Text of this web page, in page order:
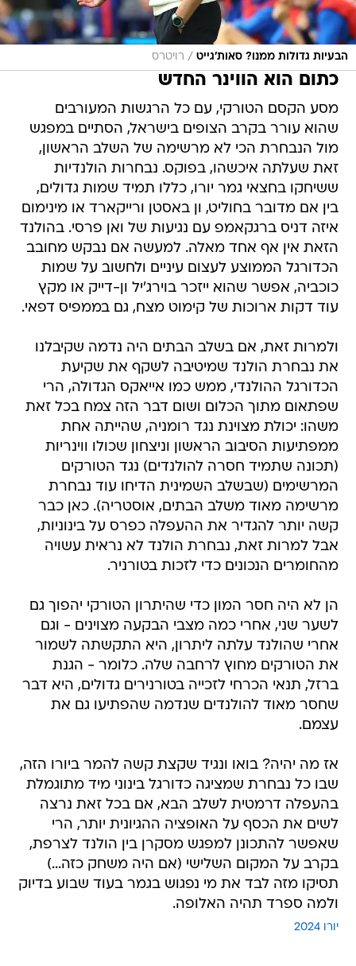
הבעיות גדולות ממנו? סאות'גייט / רויטרס
כתום הוא הווינר החדש
מסע הקסם הטורקי, עם כל הרגשות המעורבים
שהוא עורר בקרב הצופים בישראל, הסתיים במפגש
מול הנבחרת הכי לא מרשימה של השלב הראשון,
זאת שעלתה איכשהו, בפוקס. נבחרות הולנדיות
ששיחקו בחצאי גמר יורו, כללו תמיד שמות גדולים,
בין אם מדובר בחוליט, ון באסטן ורייקארד או מינימום
איזה דניס ברגקאמפ עם נגיעות של ואן פרסי. בהולנד
הזאת אין אף אחד מאלה. למעשה אם נבקש מחובב
הכדורגל הממוצע לעצום עיניים ולחשוב על שמות
כוכביה, אפשר שהוא ייזכר בוירג'יל ון-דייק או מקץ
עוד דקות ארוכות של קימוט מצח, גם בממפיס דפאי.
ולמרות זאת, אם בשלב הבתים היה נדמה שקיבלנו
את נבחרת הולנד שמיטיבה לשקף את שקיעת
הכדורגל ההולנדי, ממש כמו אייאקס הגדולה, הרי
שפתאום מתוך הכלום ושום דבר הזה צמח בכל זאת
משהו: יכולת מצוינת נגד רומניה, שהייתה אחת
ממפתיעות הסיבוב הראשון וניצחון שכולו ווינריות
(תכונה שתמיד חסרה להולנדים) נגד הטורקים
המרשימים (שבשלב השמינית הדיחו עוד נבחרת
מרשימה מאוד משלב הבתים, אוסטריה). כאן כבר
קשה יותר להגדיר את ההעפלה כפרס על בינוניות,
אבל למרות זאת, נבחרת הולנד לא נראית עשויה
מהחומרים הנכונים כדי לזכות בטורניר.
הן לא היה חסר המון כדי שהיתרון הטורקי יהפוך גם
לשער שני, אחרי כמה מצבי הבקעה מצוינים - וגם
אחרי שהולנד עלתה ליתרון, היא התקשתה לשמור
את הטורקים מחוץ לרחבה שלה. כלומר - הגנת
ברזל, תנאי הכרחי לזכייה בטורנירים גדולים, היא דבר
שחסר מאוד להולנדים שנדמה שהפתיעו גם את
עצמם.
אז מה יהיה? בואו ונגיד שקצת קשה להמר ביורו הזה,
שבו כל נבחרת שמציגה כדורגל בינוני מיד מתוגמלת
בהעפלה דרמטית לשלב הבא, אם בכל זאת נרצה
לשים את הכסף על האופציה ההגיונית יותר, הרי
שאפשר להתכונן למפגש מסקרן בין הולנד לצרפת,
בקרב על המקום השלישי (אם היה משחק כזה...)
תסיקו מזה לבד את מי נפגוש בגמר בעוד שבוע בדיוק
ולמה ספרד תהיה האלופה.
יורו 2024